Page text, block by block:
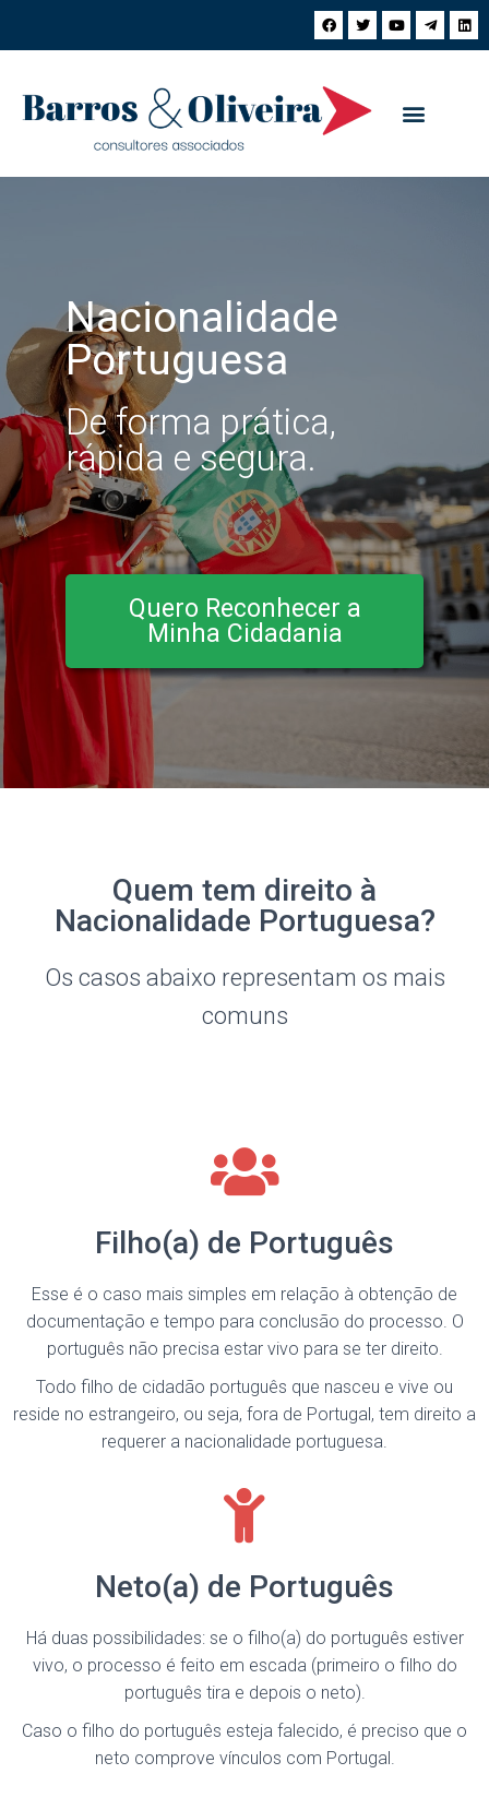
Nacionalidade
Portuguesa
De forma prática,
rápida e segura.
Quero Reconhecer a
Minha Cidadania
Quem tem direito à
Nacionalidade Portuguesa?
Os casos abaixo representam os mais
comuns
Filho(a) de Português
Esse é o caso mais simples em relação à obtenção de
documentação e tempo para conclusão do processo. O
português não precisa estar vivo para se ter direito.
Todo filho de cidadão português que nasceu e vive ou
reside no estrangeiro, ou seja, fora de Portugal, tem direito a
requerer a nacionalidade portuguesa.
Neto(a) de Português
Há duas possibilidades: se o filho(a) do português estiver
vivo, o processo é feito em escada (primeiro o filho do
português tira e depois o neto).
Caso o filho do português esteja falecido, é preciso que o
neto comprove vínculos com Portugal.